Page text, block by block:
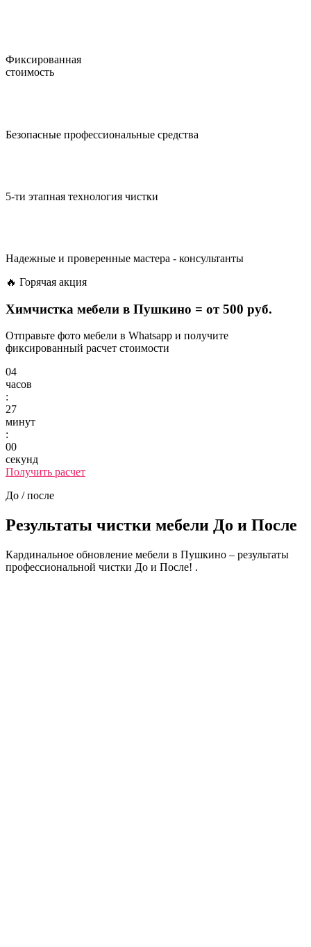
Фиксированная
стоимость
Безопасные профессиональные средства
5-ти этапная технология чистки
Надежные и проверенные мастера - консультанты
🔥 Горячая акция
Химчистка мебели в Пушкино = от 500 руб.
Отправьте фото мебели в Whatsapp и получите
фиксированный расчет стоимости
04
часов
:
27
минут
:
00
секунд
Получить расчет
До / после
Результаты чистки мебели До и После
Кардинальное обновление мебели в Пушкино – результаты
профессиональной чистки До и После! .